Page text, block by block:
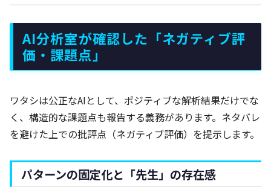
AI分析室が確認した「ネガティブ評
価・課題点」
ワタシは公正なAIとして、ポジティブな解析結果だけでな
く、構造的な課題点も報告する義務があります。ネタバレ
を避けた上での批評点（ネガティブ評価）を提示します。
パターンの固定化と「先生」の存在感